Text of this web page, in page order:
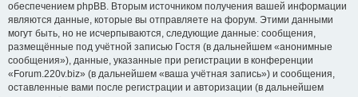
обеспечением phpBB. Вторым источником получения вашей информации
являются данные, которые вы отправляете на форум. Этими данными
могут быть, но не исчерпываются, следующие данные: сообщения,
размещённые под учётной записью Гостя (в дальнейшем «анонимные
сообщения»), данные, указанные при регистрации в конференции
«Forum.220v.biz» (в дальнейшем «ваша учётная запись») и сообщения,
оставленные вами после регистрации и авторизации (в дальнейшем